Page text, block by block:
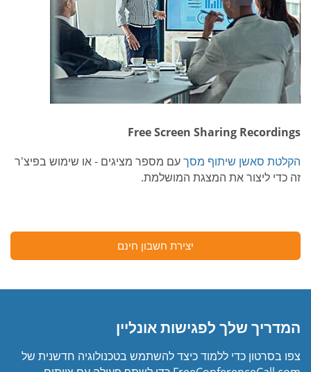
Free Screen Sharing Recordings
הקלטת סאשן שיתוף מסךעם מספר מציגים - או שימוש בפיצ'ר
זה כדי ליצור את המצגת המושלמת.
יצירת חשבון חינם
המדריך שלך לפגישות אונליין
צפו בסרטון כדי ללמוד כיצד להשתמש בטכנולוגיה חדשנית של